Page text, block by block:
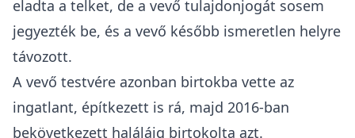
eladta a telket, de a vevő tulajdonjogát sosem
jegyezték be, és a vevő később ismeretlen helyre
távozott.
A vevő testvére azonban birtokba vette az
ingatlant, építkezett is rá, majd 2016-ban
bekövetkezett haláláig birtokolta azt.